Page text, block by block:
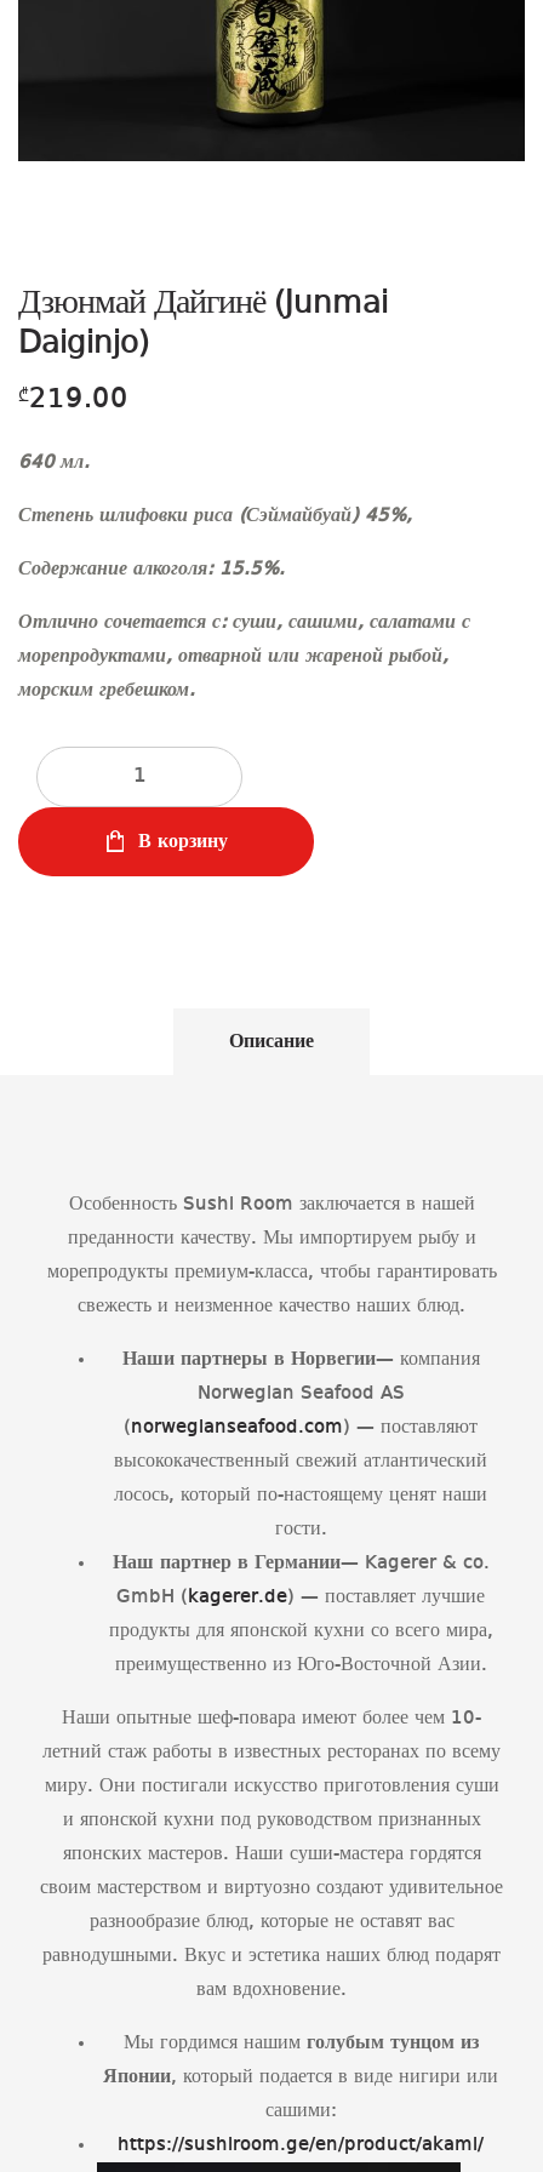
Дзюнмай Дайгинё (Junmai
Daiginjo)
₾219.00
640 мл.
Степень шлифовки риса (Сэймайбуай) 45%,
Содержание алкоголя: 15.5%.
Отлично сочетается с: суши, сашими, салатами с
морепродуктами, отварной или жареной рыбой,
морским гребешком.
Количество
В корзину
Описание
Особенность Sushi Room заключается в нашей
преданности качеству. Мы импортируем рыбу и
морепродукты премиум-класса, чтобы гарантировать
свежесть и неизменное качество наших блюд.
Наши партнеры в Норвегии— компания
Norwegian Seafood AS
(norwegianseafood.com) — поставляют
высококачественный свежий атлантический
лосось, который по-настоящему ценят наши
гости.
Наш партнер в Германии— Kagerer & co.
GmbH ( kagerer.de) — поставляет лучшие
продукты для японской кухни со всего мира,
преимущественно из Юго-Восточной Азии.
Наши опытные шеф-повара имеют более чем 10-
летний стаж работы в известных ресторанах по всему
миру. Они постигали искусство приготовления суши
и японской кухни под руководством признанных
японских мастеров. Наши суши-мастера гордятся
своим мастерством и виртуозно создают удивительное
разнообразие блюд, которые не оставят вас
равнодушными. Вкус и эстетика наших блюд подарят
вам вдохновение.
Мы гордимся нашим голубым тунцом из
Японии, который подается в виде нигири или
сашими:
https://sushiroom.ge/en/product/akami/